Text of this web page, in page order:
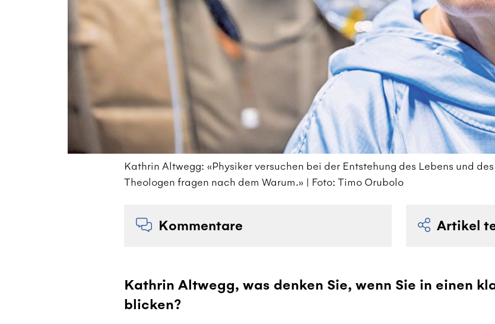
Kathrin Altwegg: «Physiker versuchen bei der Entstehung des Lebens und
Theologen fragen nach dem Warum.» | Foto: Timo Orubolo
Kommentare Artikel
Kathrin Altwegg, was denken Sie, wenn Sie in einen
blicken?